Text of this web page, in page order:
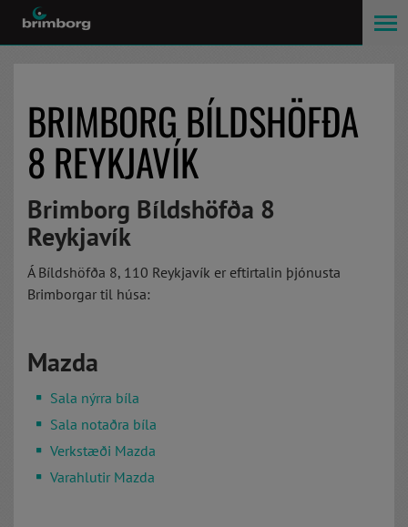
BRIMBORG BÍLDSHÖFÐA
8 REYKJAVÍK
Brimborg Bíldshöfða 8
Reykjavík
Á Bíldshöfða 8, 110 Reykjavík er eftirtalin þjónusta
Brimborgar til húsa:
Mazda
Sala nýrra bíla
Sala notaðra bíla
Verkstæði Mazda
Varahlutir Mazda